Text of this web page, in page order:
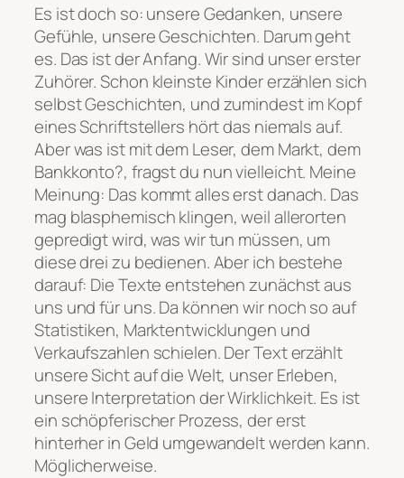
Es ist doch so: unsere Gedanken, unsere
Gefühle, unsere Geschichten. Darum geht
es. Das ist der Anfang. Wir sind unser erster
Zuhörer. Schon kleinste Kinder erzählen sich
selbst Geschichten, und zumindest im Kopf
eines Schriftstellers hört das niemals auf.
Aber was ist mit dem Leser, dem Markt, dem
Bankkonto?, fragst du nun vielleicht. Meine
Meinung: Das kommt alles erst danach. Das
mag blasphemisch klingen, weil allerorten
gepredigt wird, was wir tun müssen, um
diese drei zu bedienen. Aber ich bestehe
darauf: Die Texte entstehen zunächst aus
uns und für uns. Da können wir noch so auf
Statistiken, Marktentwicklungen und
Verkaufszahlen schielen. Der Text erzählt
unsere Sicht auf die Welt, unser Erleben,
unsere Interpretation der Wirklichkeit. Es ist
ein schöpferischer Prozess, der erst
hinterher in Geld umgewandelt werden kann.
Möglicherweise.